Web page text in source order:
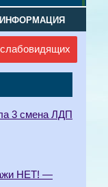
3 смена ЛДП
НЕТ! —